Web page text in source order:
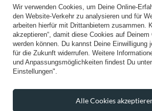
Wir verwenden Cookies, um Deine Online-
den Website-Verkehr zu analysieren und für
arbeiten hierfür mit Drittanbietern zusammen.
akzeptieren“, damit diese Cookies auf
werden können. Du kannst Deine Einwilligung
für die Zukunft widerrufen. Weitere
und Anpassungsmöglichkeiten findest Du
Einstellungen".
Alle Cookies